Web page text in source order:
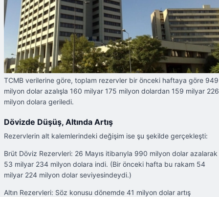
TCMB verilerine göre, toplam rezervler bir önceki haftaya göre 949
milyon dolar azalışla 160 milyar 175 milyon dolardan 159 milyar 226
milyon dolara geriledi.
Dövizde Düşüş, Altında Artış
Rezervlerin alt kalemlerindeki değişim ise şu şekilde gerçekleşti:
Brüt Döviz Rezervleri: 26 Mayıs itibarıyla 990 milyon dolar azalarak
53 milyar 234 milyon dolara indi. (Bir önceki hafta bu rakam 54
milyar 224 milyon dolar seviyesindeydi.)
Altın Rezervleri: Söz konusu dönemde 41 milyon dolar artış